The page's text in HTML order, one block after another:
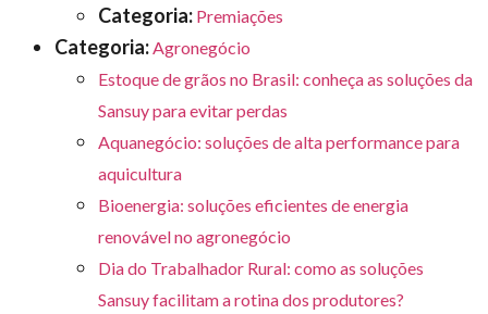
Categoria: Premiações
Categoria:Agronegócio
Estoque de grãos no Brasil: conheça as soluções da
Sansuy para evitar perdas
Aquanegócio: soluções de alta performance para
aquicultura
Bioenergia: soluções eficientes de energia
renovável no agronegócio
Dia do Trabalhador Rural: como as soluções
Sansuy facilitam a rotina dos produtores?